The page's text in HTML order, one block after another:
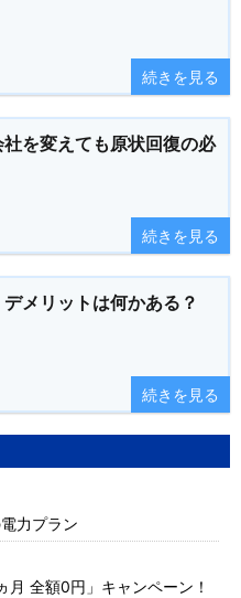
続きを見る
を変えても原状回復の必
続きを見る
メリットは何かある？
続きを見る
力プラン
月 全額0円」キャンペーン！